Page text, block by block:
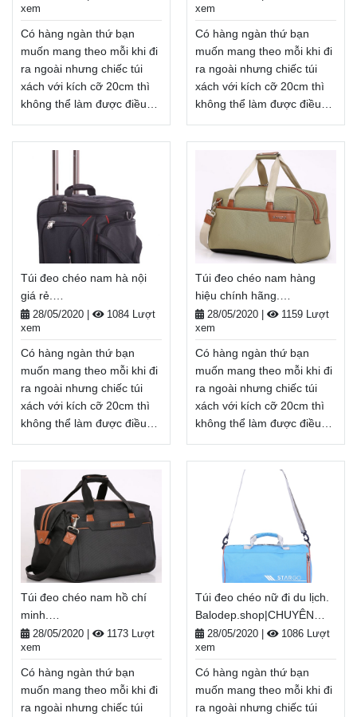
tiền khi nhận hàng
Xem thêm
xem
Có hàng ngàn thứ bạn
muốn mang theo mỗi khi đi
ra ngoài nhưng chiếc túi
xách với kích cỡ 20cm thì
không thể làm được điều
đó. Vậy nên balo, túi xách
cỡ lớn, túi đeo chéo màu
đen sẽ là lựa chọn hàng
ra ngoài khi đi học, đi du
lịch, đi dã ngoại, . . .
Balodep.shop|Chuyên túi
đeo chéo màu đen, Balo-
Túi xách. Giao hàng toàn
quốc, Miễn phí đổi trả
hàng, thanh toán tiền khi
nhận hàngXem thêm
xem
Có hàng ngàn thứ bạn
muốn mang theo mỗi khi đi
ra ngoài nhưng chiếc túi
xách với kích cỡ 20cm thì
không thể làm được điều
đó. Vậy nên balo, túi xách
cỡ lớn, túi đeo chéo nam
vải bố hà nội sẽ là lựa chọn
hàng đầu khi cần mang
nhiều thứ ra ngoài khi đi
học, đi du lịch, đi dã ngoại, .
. . Balodep.shop|Chuyên túi
đeo chéo nam vải bố hà
nội, Balo-Túi xách. Giao
hàng toàn quốc, Miễn phí
đổi trả hàng, thanh toán
tiền khi nhận hàng
Xem thêm
Túi đeo chéo nam hà nội
giá rẻ.
Balodep.shop|CHUYÊN
BALO-TÚI XÁCH–VALI ĐẸP
28/05/2020
1084 Lượt
xem
Có hàng ngàn thứ bạn
muốn mang theo mỗi khi đi
ra ngoài nhưng chiếc túi
xách với kích cỡ 20cm thì
không thể làm được điều
cỡ lớn, túi đeo chéo nam
hà nội giá rẻ sẽ là lựa chọn
hàng đầu khi cần mang
nhiều thứ ra ngoài khi đi
học, đi du lịch, đi dã ngoại, .
đeo chéo nam hà nội giá
rẻ, Balo-Túi xách. Giao
hàng toàn quốc, Miễn phí
đổi trả hàng, thanh toán
tiền khi nhận hàng
Xem thêm
Túi đeo chéo nam hàng
hiệu chính hãng.
Balodep.shop|CHUYÊN
BALO-TÚI XÁCH–VALI ĐẸP
28/05/2020
1159 Lượt
xem
Có hàng ngàn thứ bạn
muốn mang theo mỗi khi đi
ra ngoài nhưng chiếc túi
xách với kích cỡ 20cm thì
không thể làm được điều
cỡ lớn, túi đeo chéo nam
hàng hiệu chính hãng sẽ là
lựa chọn hàng đầu khi cần
mang nhiều thứ ra ngoài
khi đi học, đi du lịch, đi dã
ngoại, . . .
Balodep.shop|Chuyên túi
đeo chéo nam hàng hiệu
chính hãng, Balo-Túi xách.
Giao hàng toàn quốc, Miễn
phí đổi trả hàng, thanh toán
tiền khi nhận hàng
Xem thêm
Túi đeo chéo nam hồ chí
minh.
Balodep.shop|CHUYÊN
BALO-TÚI XÁCH–VALI ĐẸP
28/05/2020
1173 Lượt
xem
Có hàng ngàn thứ bạn
muốn mang theo mỗi khi đi
ra ngoài nhưng chiếc túi
Túi đeo chéo nữ đi du lịch.
Balodep.shop|CHUYÊN
BALO-TÚI XÁCH–VALI ĐẸP
28/05/2020
1086 Lượt
xem
Có hàng ngàn thứ bạn
muốn mang theo mỗi khi đi
ra ngoài nhưng chiếc túi